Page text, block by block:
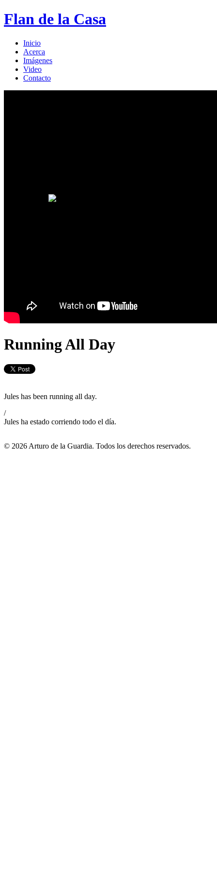
Flan de la Casa
Inicio
Acerca
Imágenes
Video
Contacto
Running All Day
Jules has been running all day.
/
Jules ha estado corriendo todo el día.
© 2026 Arturo de la Guardia. Todos los derechos reservados.